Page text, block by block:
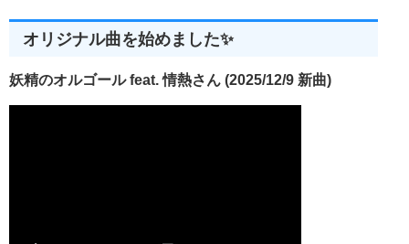
オリジナル曲を始めました✨
妖精のオルゴール feat. 情熱さん (2025/12/9 新曲)